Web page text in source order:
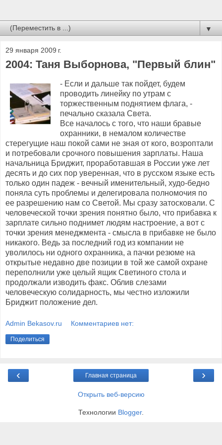
▼
29 января 2009 г.
2004: Таня Выборнова, "Первый блин"
- Если и дальше так пойдет, будем
проводить линейку по утрам с
торжественным поднятием флага, -
печально сказала Света.
Все началось с того, что наши бравые
охранники, в немалом количестве
стерегущие наш покой сами не зная от кого, возроптали
и потребовали срочного повышения зарплаты. Наша
начальница Бриджит, проработавшая в России уже лет
десять и до сих пор уверенная, что в русском языке есть
только один падеж - вечный именительный, худо-бедно
поняла суть проблемы и делегировала полномочия по
ее разрешению нам со Светой. Мы сразу затосковали. С
человеческой точки зрения понятно было, что прибавка к
зарплате сильно поднимет людям настроение, а вот с
точки зрения менеджмента - смысла в прибавке не было
никакого. Ведь за последний год из компании не
уволилось ни одного охранника, а пачки резюме на
открытые недавно две позиции в той же самой охране
переполнили уже целый ящик Светиного стола и
продолжали изводить факс. Облив слезами
человеческую солидарность, мы честно изложили
Бриджит положение дел.
Admin Bekasov.ru Комментариев нет:
Поделиться
‹ ›
Главная страница
Открыть веб-версию
Технологии Blogger.